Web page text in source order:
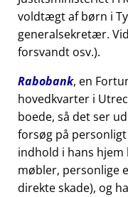
voldtægt af børn i
generalsekretær.
forsvandt osv.).
Rabobank, en
hovedkvarter i
boede, så det ser
forsøg på
indhold i hans
møbler, personlige
direkte skade), og